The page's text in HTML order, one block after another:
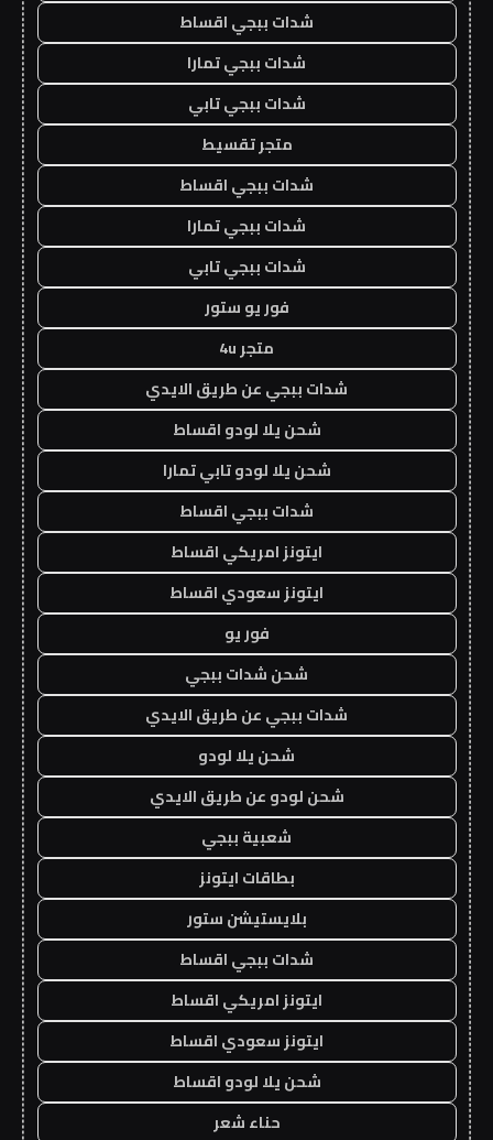
شدات ببجي اقساط
شدات ببجي تمارا
شدات ببجي تابي
متجر تقسيط
شدات ببجي اقساط
شدات ببجي تمارا
شدات ببجي تابي
فور يو ستور
متجر 4u
شدات ببجي عن طريق الايدي
شحن يلا لودو اقساط
شحن يلا لودو تابي تمارا
شدات ببجي اقساط
ايتونز امريكي اقساط
ايتونز سعودي اقساط
فور يو
شحن شدات ببجي
شدات ببجي عن طريق الايدي
شحن يلا لودو
شحن لودو عن طريق الايدي
شعبية ببجي
بطاقات ايتونز
بلايستيشن ستور
شدات ببجي اقساط
ايتونز امريكي اقساط
ايتونز سعودي اقساط
شحن يلا لودو اقساط
حناء شعر